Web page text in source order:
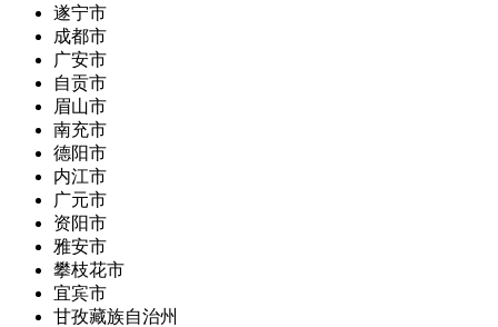
遂宁市
成都市
广安市
自贡市
眉山市
南充市
德阳市
内江市
广元市
资阳市
雅安市
攀枝花市
宜宾市
甘孜藏族自治州